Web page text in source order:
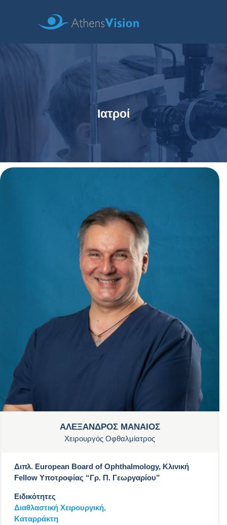
Ιατροί
ΑΛΕΞΑΝΔΡΟΣ ΜΑΝΑΙΟΣ
Χειρουργός Οφθαλμίατρος
Διπλ. European Board of Ophthalmology, Κλινική
Fellow Υποτροφίας “Γρ. Π. Γεωργαρίου”
Ειδικότητες
Διαθλαστική Χειρουργική,
Καταρράκτη